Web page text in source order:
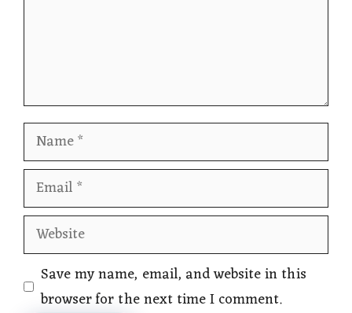
Name
Email
Website
Save my name, email, and website in this
browser for the next time I comment.